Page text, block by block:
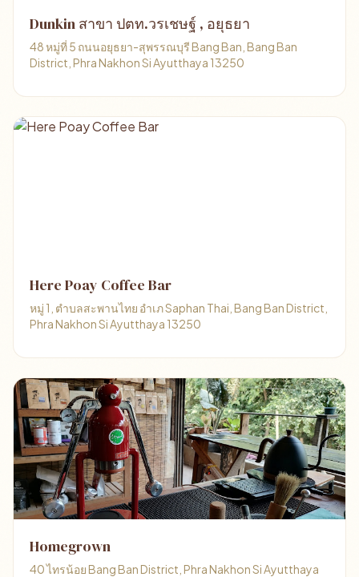
Dunkin สาขา ปตท.วรเชษฐ์ , อยุธยา
48 หมู่ที่ 5 ถนนอยุธยา-สุพรรณบุรี Bang Ban, Bang Ban
District, Phra Nakhon Si Ayutthaya 13250
Here Poay Coffee Bar
หมู่ 1, ตําบลสะพานไทย อําเภ Saphan Thai, Bang Ban District,
Phra Nakhon Si Ayutthaya 13250
Homegrown
40 ไทรน้อย Bang Ban District, Phra Nakhon Si Ayutthaya